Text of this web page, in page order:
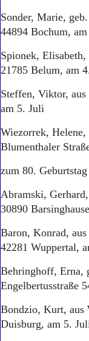
Sonder, Marie,
44894 Bochum,
Spionek,
21785 Belum, am
Steffen, Viktor,
am 5. Juli
Wiezorrek,
Blumenthaler
zum 80. Geburtstag
Abramski,
30890
Baron, Konrad,
42281 Wuppertal,
Behringhoff, Erna,
Engelbertusstraße
Bondzio, Kurt, aus
Duisburg, am 5.